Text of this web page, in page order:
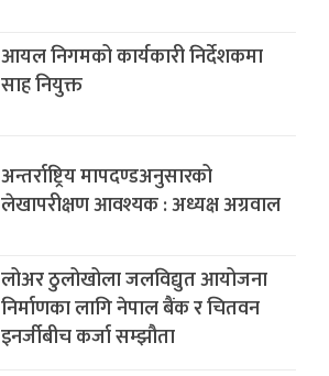
आयल निगमको कार्यकारी निर्देशकमा
साह नियुक्त
अन्तर्राष्ट्रिय मापदण्डअनुसारको
लेखापरीक्षण आवश्यक : अध्यक्ष अग्रवाल
लोअर ठुलोखोला जलविद्युत आयोजना
निर्माणका लागि नेपाल बैंक र चितवन
इनर्जीबीच कर्जा सम्झौता